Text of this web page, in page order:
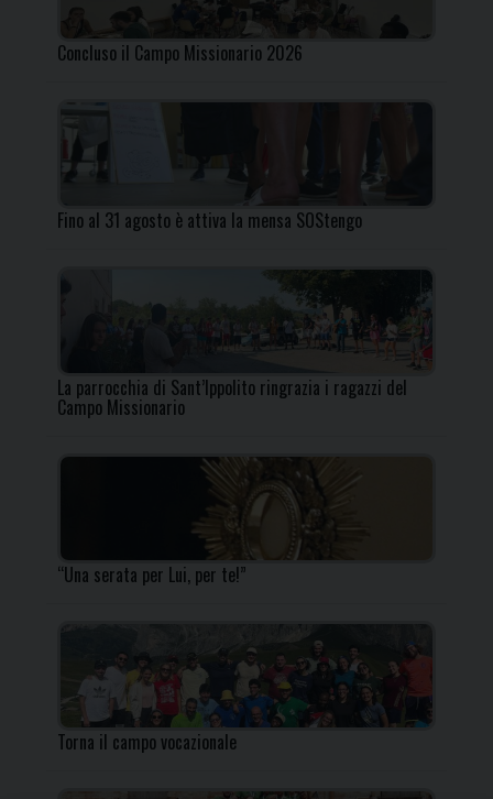
Concluso il Campo Missionario 2026
Fino al 31 agosto è attiva la mensa SOStengo
La parrocchia di Sant’Ippolito ringrazia i ragazzi del
Campo Missionario
“Una serata per Lui, per te!”
Torna il campo vocazionale